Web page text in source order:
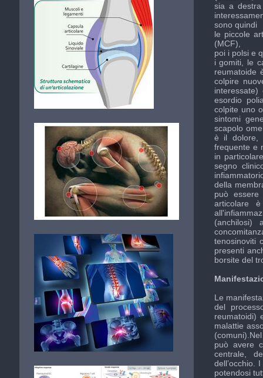
sia a
sono quindi
le piccole
(MCF),
poi i polsie
igomiti , le
reumatoide
colpire
esordio
colpite uno
sintomi
scapolo
è il dolore
frequente e
in
segno
della
può
articolare
(anchilosi)
tenosinoviti
presenti
borsite del
Le
del
malattie
può avere
centrale,
dell’occhio. I
potendosi